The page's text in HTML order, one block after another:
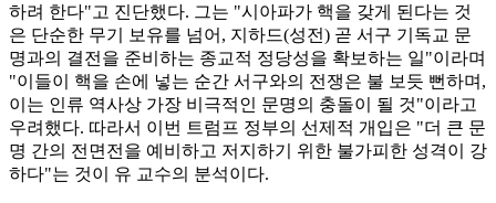
하려 한다"고 진단했다. 그는 "시아파가 핵을 갖게 된다는 것
은 단순한 무기 보유를 넘어, 지하드(성전) 곧 서구 기독교 문
명과의 결전을 준비하는 종교적 정당성을 확보하는 일"이라며
"이들이 핵을 손에 넣는 순간 서구와의 전쟁은 불 보듯 뻔하며,
이는 인류 역사상 가장 비극적인 문명의 충돌이 될 것"이라고
우려했다. 따라서 이번 트럼프 정부의 선제적 개입은 "더 큰 문
명 간의 전면전을 예비하고 저지하기 위한 불가피한 성격이 강
하다"는 것이 유 교수의 분석이다.